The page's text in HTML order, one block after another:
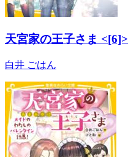
天宮家の王子さま <[6]>
白井 ごはん